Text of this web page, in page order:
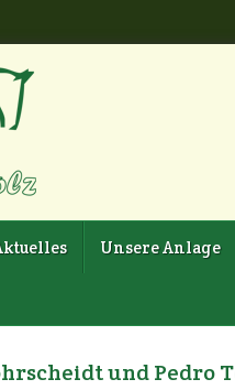
Unsere Anlage
und Pedro